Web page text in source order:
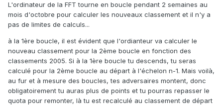
L'ordinateur de la FFT tourne en boucle pendant 2 semaines au
mois d'octobre pour calculer les nouveaux classement et il n'y a
pas de limites de calculs...
à la 1ère boucle, il est évident que l'ordianteur va calculer le
nouveau classement pour la 2ème boucle en fonction des
classements 2005. Si à la 1ère boucle tu descends, tu seras
calculé pour la 2ème boucle au départ à l'échelon n-1. Mais voilà,
au fur et à mesure des boucles, tes adversaires montent, donc
obligatoirement tu auras plus de points et tu pourras repasser le
quota pour remonter, là tu est recalculé au classement de départ